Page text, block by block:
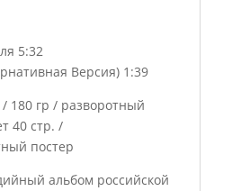
5:32
Версия) 1:39
180 гр / разворотный
40 стр. /
постер
альбом российской